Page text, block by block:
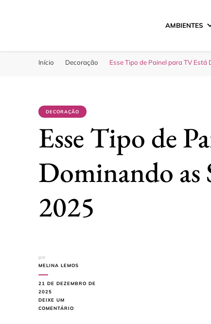
Sua Melhor
AMBIENTES
Início Decoração Esse Tipo de Painel para TV
DECORAÇÃO
Esse Tipo de
Dominando as
2025
por
MELINA LEMOS
21 DE DEZEMBRO DE
2025
DEIXE UM
COMENTÁRIO